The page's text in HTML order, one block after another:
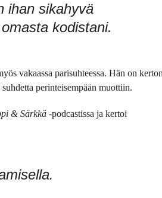
ihan sikahyvä
kodistani.
vakaassa parisuhteessa. Hän on
perinteisempään muottiin.
& Särkkä -podcastissa ja kertoi